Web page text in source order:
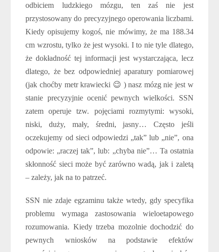
odbiciem ludzkiego mózgu, ten zaś nie jest
przystosowany do precyzyjnego operowania liczbami.
Kiedy opisujemy kogoś, nie mówimy, że ma 188.34
cm wzrostu, tylko że jest wysoki. I to nie tyle dlatego,
że dokładność tej informacji jest wystarczająca, lecz
dlatego, że bez odpowiedniej aparatury pomiarowej
(jak choćby metr krawiecki 😉 ) nasz mózg nie jest w
stanie precyzyjnie ocenić pewnych wielkości. SSN
zatem operuje tzw. pojęciami rozmytymi: wysoki,
niski, duży, mały, średni, jasny… Często jeśli
oczekujemy od sieci odpowiedzi „tak” lub „nie”, ona
odpowie: „raczej tak”, lub: „chyba nie”… Ta ostatnia
skłonność sieci może być zarówno wadą, jak i zaletą
– zależy, jak na to patrzeć.
SSN nie zdaje egzaminu także wtedy, gdy specyfika
problemu wymaga zastosowania wieloetapowego
rozumowania. Kiedy trzeba mozolnie dochodzić do
pewnych wniosków na podstawie efektów